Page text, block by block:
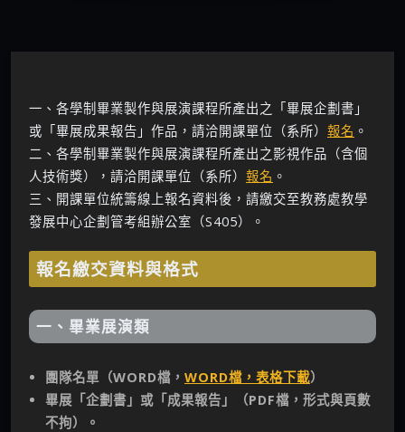
一、各學制畢業製作與展演課程所產出之「畢展企劃書」
或「畢展成果報告」作品，請洽開課單位（系所） 報名 。
二、各學制畢業製作與展演課程所產出之影視作品（含個
人技術獎），請洽開課單位（系所） 報名 。
三、開課單位統籌線上報名資料後，請繳交至教務處教學
發展中心企劃管考組辦公室（S405）。
報名繳交資料與格式
一、畢業展演類
團隊名單（WORD檔， WORD檔，表格下載）
畢展「企劃書」或「成果報告」（PDF檔，形式與頁數
不拘）。